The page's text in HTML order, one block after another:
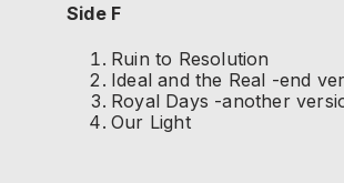
Side F
Ruin to Resolution
Ideal and the Real -end
Royal Days -another
Our Light